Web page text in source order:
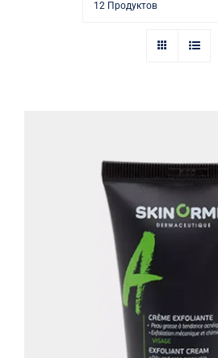
Купить в аптеке12 Продуктов
Крем-